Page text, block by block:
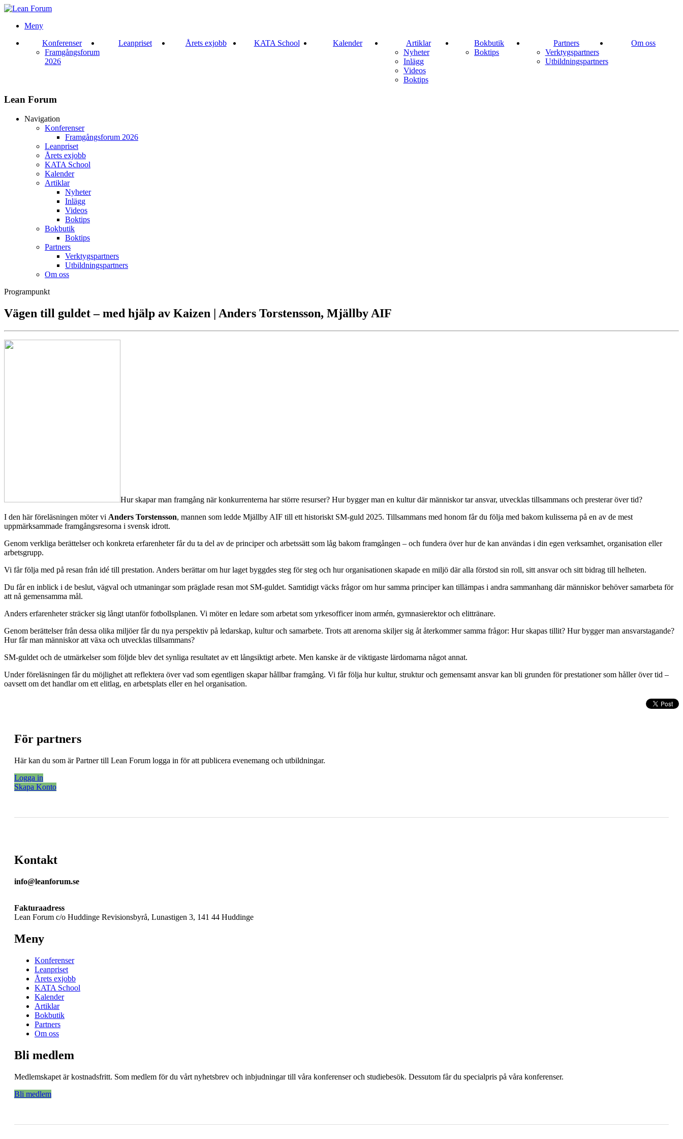
Meny
Konferenser
Framgångsforum
2026
Leanpriset Årets exjobb KATA School Kalender
Artiklar
Nyheter
Inlägg
Videos
Boktips
Bokbutik
Boktips
Partners
Verktygspartners
Utbildningspartners
Om oss
Lean Forum
Navigation
Konferenser
Framgångsforum 2026
Leanpriset
Årets exjobb
KATA School
Kalender
Artiklar
Nyheter
Inlägg
Videos
Boktips
Bokbutik
Boktips
Partners
Verktygspartners
Utbildningspartners
Om oss
Programpunkt
Vägen till guldet – med hjälp av Kaizen | Anders Torstensson, Mjällby AIF
Hur skapar man framgång när konkurrenterna har större resurser? Hur bygger man en kultur där människor tar ansvar, utvecklas tillsammans och presterar över tid?
I den här föreläsningen möter vi Anders Torstensson, mannen som ledde Mjällby AIF till ett historiskt SM-guld 2025. Tillsammans med honom får du följa med bakom kulisserna på en av de mest
uppmärksammade framgångsresorna i svensk idrott.
Genom verkliga berättelser och konkreta erfarenheter får du ta del av de principer och arbetssätt som låg bakom framgången – och fundera över hur de kan användas i din egen verksamhet, organisation eller
arbetsgrupp.
Vi får följa med på resan från idé till prestation. Anders berättar om hur laget byggdes steg för steg och hur organisationen skapade en miljö där alla förstod sin roll, sitt ansvar och sitt bidrag till helheten.
Du får en inblick i de beslut, vägval och utmaningar som präglade resan mot SM-guldet. Samtidigt väcks frågor om hur samma principer kan tillämpas i andra sammanhang där människor behöver samarbeta för
att nå gemensamma mål.
Anders erfarenheter sträcker sig långt utanför fotbollsplanen. Vi möter en ledare som arbetat som yrkesofficer inom armén, gymnasierektor och elittränare.
Genom berättelser från dessa olika miljöer får du nya perspektiv på ledarskap, kultur och samarbete. Trots att arenorna skiljer sig åt återkommer samma frågor: Hur skapas tillit? Hur bygger man ansvarstagande?
Hur får man människor att växa och utvecklas tillsammans?
SM-guldet och de utmärkelser som följde blev det synliga resultatet av ett långsiktigt arbete. Men kanske är de viktigaste lärdomarna något annat.
Under föreläsningen får du möjlighet att reflektera över vad som egentligen skapar hållbar framgång. Vi får följa hur kultur, struktur och gemensamt ansvar kan bli grunden för prestationer som håller över tid –
oavsett om det handlar om ett elitlag, en arbetsplats eller en hel organisation.
För partners
Här kan du som är Partner till Lean Forum logga in för att publicera evenemang och utbildningar.
Logga in
Skapa Konto
Kontakt
info@leanforum.se
Fakturaadress
Lean Forum c/o Huddinge Revisionsbyrå, Lunastigen 3, 141 44 Huddinge
Meny
Konferenser
Leanpriset
Årets exjobb
KATA School
Kalender
Artiklar
Bokbutik
Partners
Om oss
Bli medlem
Medlemskapet är kostnadsfritt. Som medlem för du vårt nyhetsbrev och inbjudningar till våra konferenser och studiebesök. Dessutom får du specialpris på våra konferenser.
Bli medlem